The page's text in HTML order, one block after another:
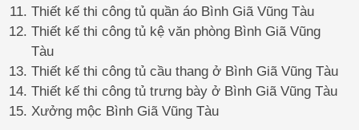
Thiết kế thi công tủ quần áo Bình Giã Vũng Tàu
Thiết kế thi công tủ kệ văn phòng Bình Giã Vũng
Tàu
Thiết kế thi công tủ cầu thang ở Bình Giã Vũng Tàu
Thiết kế thi công tủ trưng bày ở Bình Giã Vũng Tàu
Xưởng mộc Bình Giã Vũng Tàu